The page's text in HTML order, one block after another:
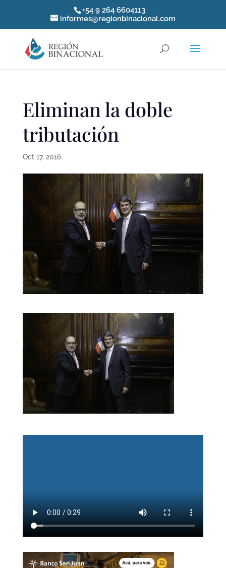
+54 9 264 6604113
informes@regionbinacional.com
Eliminan la doble
tributación
Oct 17, 2016